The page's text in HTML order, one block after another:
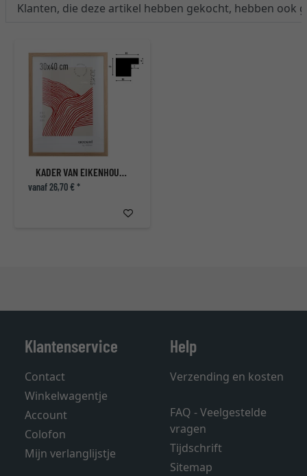
Klanten, die deze artikel hebben gekocht, hebben ook
KADER VAN EIKENHOUT SCANDIC
vanaf 26,70 € *
Klantenservice
Contact
Winkelwagentje
Account
Colofon
Mijn verlanglijstje
Help
Verzending en kosten
FAQ - Veelgestelde
vragen
Tijdschrift
Sitemap